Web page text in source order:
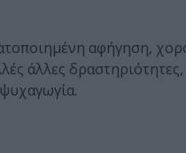
αφήγηση,
άλλες δραστηριότητες,